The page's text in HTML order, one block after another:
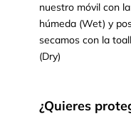
nuestro móvil con
húmeda (Wet) y
secamos con la
(Dry)
¿Quieres